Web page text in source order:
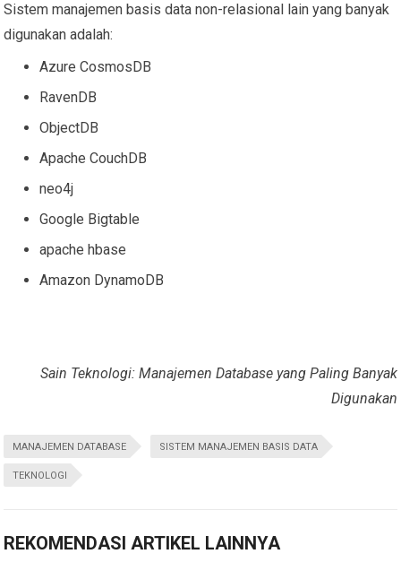
Sistem manajemen basis data non-relasional lain yang banyak
digunakan adalah:
Azure CosmosDB
RavenDB
ObjectDB
Apache CouchDB
neo4j
Google Bigtable
apache hbase
Amazon DynamoDB
Sain Teknologi: Manajemen Database yang Paling Banyak
Digunakan
MANAJEMEN DATABASE SISTEM MANAJEMEN BASIS DATA
TEKNOLOGI
REKOMENDASI ARTIKEL LAINNYA